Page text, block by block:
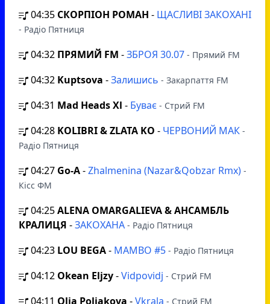
04:35 СКОРПІОН РОМАН - ЩАСЛИВІ ЗАКОХАНІ
- Радіо Пятниця
04:32 ПРЯМИЙ FM -ЗБРОЯ 30.07 - Прямий FM
04:32 Kuptsova -Залишись - Закарпаття FM
04:31 Mad Heads Xl - Буває - Стрий FM
04:28 KOLIBRI & ZLATA KO - ЧЕРВОНИЙ МАК -
Радіо Пятниця
04:27 Go-A-Zhalmenina (Nazar&Qobzar Rmx) -
Кісс ФМ
04:25ALENA OMARGALIEVA & АНСАМБЛЬ
КРАЛИЦЯ -ЗАКОХАНА - Радіо Пятниця
04:23 LOU BEGA- MAMBO #5 - Радіо Пятниця
04:12 Okean Eljzy-Vidpovidj - Стрий FM
04:11 Olia Poliakova -Vkrala - Стрий FM